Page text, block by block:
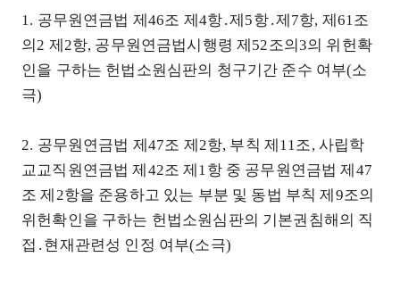
1. 공무원연금법 제46조 제4항․제5항․제7항, 제61조
의2 제2항, 공무원연금법시행령 제52조의3의 위헌확
인을 구하는 헌법소원심판의 청구기간 준수 여부(소
극)
2. 공무원연금법 제47조 제2항, 부칙 제11조, 사립학
교교직원연금법 제42조 제1항 중 공무원연금법 제47
조 제2항을 준용하고 있는 부분 및 동법 부칙 제9조의
위헌확인을 구하는 헌법소원심판의 기본권침해의 직
접․현재관련성 인정 여부(소극)